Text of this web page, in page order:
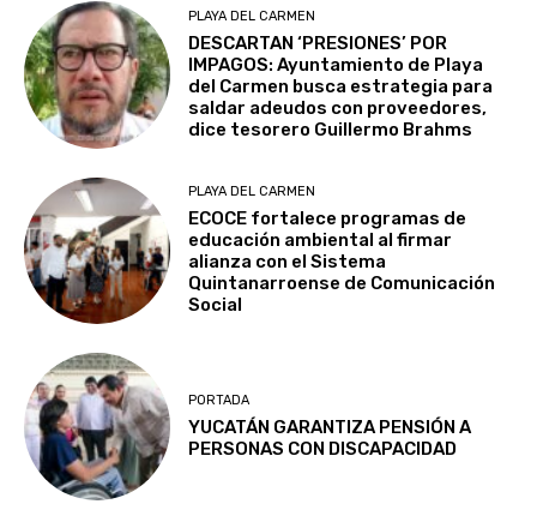
PLAYA DEL CARMEN
DESCARTAN ‘PRESIONES’ POR
IMPAGOS: Ayuntamiento de Playa
del Carmen busca estrategia para
saldar adeudos con proveedores,
dice tesorero Guillermo Brahms
PLAYA DEL CARMEN
ECOCE fortalece programas de
educación ambiental al firmar
alianza con el Sistema
Quintanarroense de Comunicación
Social
PORTADA
YUCATÁN GARANTIZA PENSIÓN A
PERSONAS CON DISCAPACIDAD